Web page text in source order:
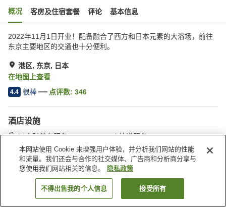
概况 客房及住宿套餐 评论 基本信息
2022年11月1日开业！配备融合了西方和日本元素的大浴场，前往
东京主要地区的交通也十分便利。
港区, 东京, 日本
在地图上查看
4.4 很棒 点评数: 346
酒店设施
24小时前台服务
快递服务
洗衣服务
指定吸烟区
首页 日本 东京
港区
赤坂茜音之汤Via Inn精品酒店（JR西日本集团）
搜索客房
本网站使用 Cookie 来增强用户体验，并分析我们网站的性能
和流量。我们还会与合作的社交媒体、广告商和分析商分享与
您使用我们网站相关的信息。
隐私政策
不得出售我的个人信息 接受所有